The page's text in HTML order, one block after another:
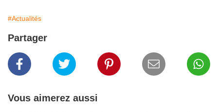
#Actualités
Partager
Vous aimerez aussi